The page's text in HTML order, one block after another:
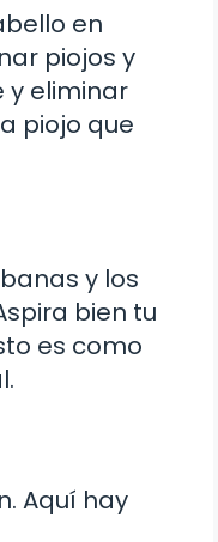
en
piojos y
y eliminar
piojo que
y los
bien tu
es como
Aquí hay